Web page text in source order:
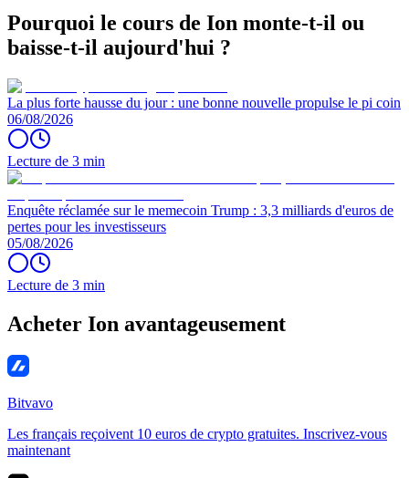
Pourquoi le cours de Ion monte-t-il ou
baisse-t-il aujourd'hui ?
La plus forte hausse du jour : une bonne nouvelle propulse le pi coin
06/08/2026
Lecture de 3 min
Enquête réclamée sur le memecoin Trump : 3,3 milliards d'euros de
pertes pour les investisseurs
05/08/2026
Lecture de 3 min
Acheter Ion avantageusement
Bitvavo
Les français reçoivent 10 euros de crypto gratuites. Inscrivez-vous
maintenant